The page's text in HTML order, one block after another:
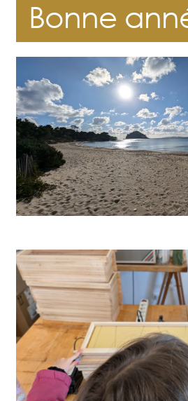
Bonne